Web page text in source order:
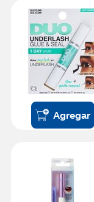
Agregar